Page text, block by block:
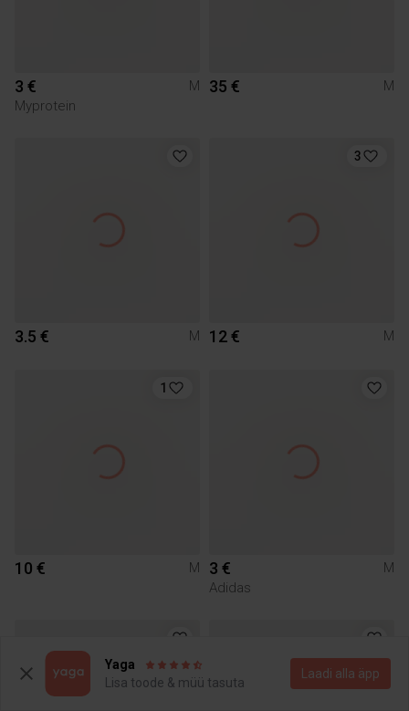
3 €
M
Myprotein
35 € M
3.5 € M
3
12 € M
1
10 € M 3 €
M
Adidas
Yaga
Lisa toode & müü tasuta
Laadi alla äpp